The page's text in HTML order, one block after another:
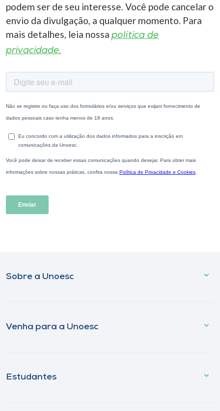
podem ser de seu interesse. Você pode cancelar o
envio da divulgação, a qualquer momento. Para
mais detalhes, leia nossa política de
privacidade.
Sobre a Unoesc
Venha para a Unoesc
Estudantes